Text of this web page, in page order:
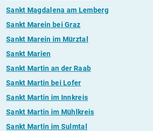
Sankt Magdalena am Lemberg
Sankt Marein bei Graz
Sankt Marein im Mürztal
Sankt Marien
Sankt Martin an der Raab
Sankt Martin bei Lofer
Sankt Martin im Innkreis
Sankt Martin im Mühlkreis
Sankt Martin im Sulmtal